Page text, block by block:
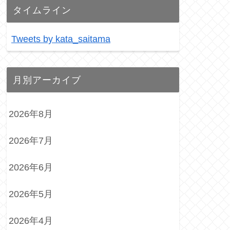
タイムライン
Tweets by kata_saitama
月別アーカイブ
2026年8月
2026年7月
2026年6月
2026年5月
2026年4月